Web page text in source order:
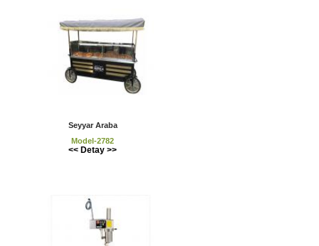
Seyyar Araba
Model-2782
<< Detay >>